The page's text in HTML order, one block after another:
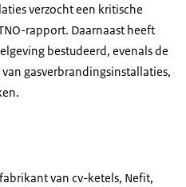
verzocht een kritische
rapport. Daarnaast heeft
bestudeerd, evenals de
gasverbrandingsinstallaties,
van cv-ketels, Nefit,